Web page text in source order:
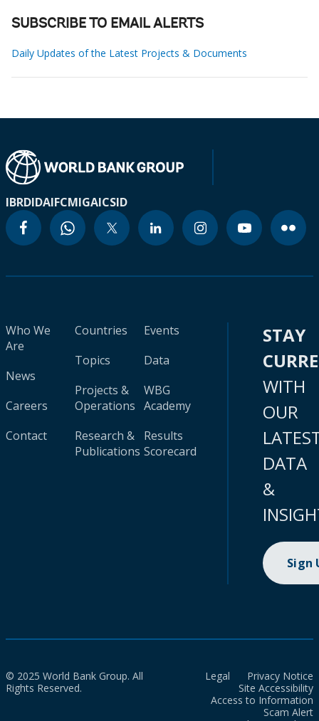
SUBSCRIBE TO EMAIL ALERTS
Daily Updates of the Latest Projects & Documents
IBRDIDAIFCMIGAICSID
Who We
Are
News
Careers
Contact
Countries
Topics
Projects &
Operations
Research &
Publications
Events
Data
WBG
Academy
Results
Scorecard
STAY
WITH
OUR
DATA
&
Sign
© 2025 World Bank Group. All
Rights Reserved.
Legal
Privacy Notice
Site Accessibility
Access to Information
Scam Alert